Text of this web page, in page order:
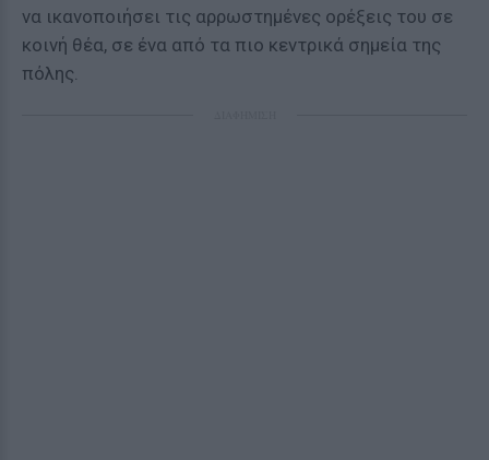
να ικανοποιήσει τις αρρωστημένες ορέξεις του σε
κοινή θέα, σε ένα από τα πιο κεντρικά σημεία της
πόλης.